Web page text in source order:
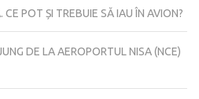
POT ȘI TREBUIE SĂ IAU ÎN AVION?
DE LA AEROPORTUL NISA (NCE)